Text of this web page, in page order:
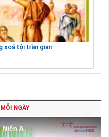
xoá tội trần gian
NGÀY
Niên A